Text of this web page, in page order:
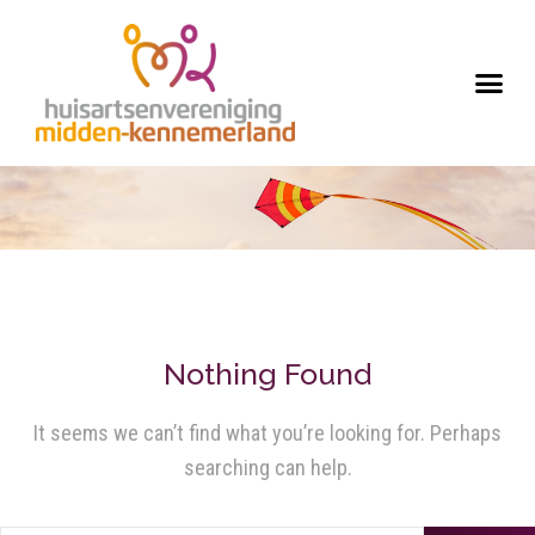
Nothing Found
It seems we can’t find what you’re looking for. Perhaps
searching can help.